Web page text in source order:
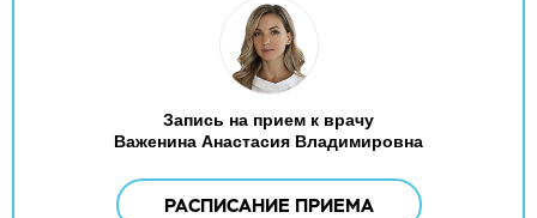
Запись на прием к врачу
Важенина Анастасия Владимировна
РАСПИСАНИЕ ПРИЕМА